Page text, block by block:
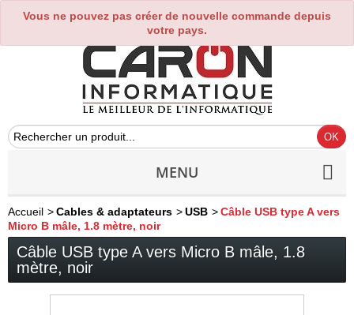
Vous ne pouvez pas créer de nouvelle commande depuis
votre pays.
0
MENU
Accueil >Cables & adaptateurs >USB >Câble USB type A vers
Micro B mâle, 1.8 mètre, noir
Câble USB type A vers Micro B mâle, 1.8
mètre, noir